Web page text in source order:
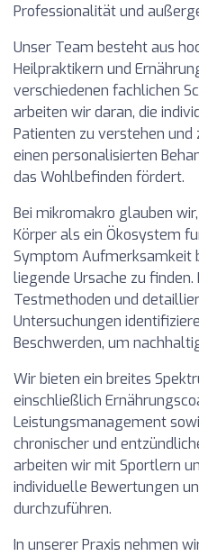
Professionalität und
Unser Team besteht aus
Heilpraktikern und
verschiedenen fachlichen
arbeiten wir daran, die
Patienten zu verstehen und
einen personalisierten
das Wohlbefinden fördert.
Bei mikromakro glauben
Körper als ein Ökosystem
Symptom Aufmerksamkeit
liegende Ursache zu finden.
Testmethoden und
Untersuchungen
Beschwerden, um
Wir bieten ein breites
einschließlich
Leistungsmanagement
chronischer und
arbeiten wir mit Sportlern
individuelle Bewertungen
durchzuführen.
In unserer Praxis nehmen